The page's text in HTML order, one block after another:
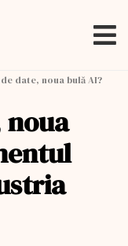
date, noua bulă AI?
noua